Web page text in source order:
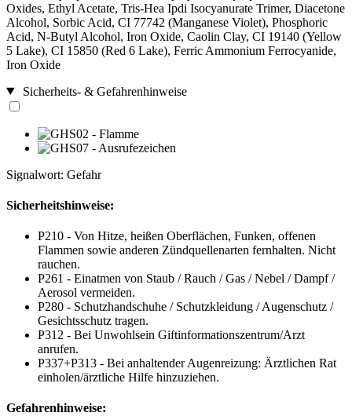
Oxides, Ethyl Acetate, Tris-Hea Ipdi Isocyanurate Trimer, Diacetone
Alcohol, Sorbic Acid, CI 77742 (Manganese Violet), Phosphoric
Acid, N-Butyl Alcohol, Iron Oxide, Caolin Clay, CI 19140 (Yellow
5 Lake), CI 15850 (Red 6 Lake), Ferric Ammonium Ferrocyanide,
Iron Oxide
Sicherheits- & Gefahrenhinweise
Signalwort: Gefahr
Sicherheitshinweise:
P210 - Von Hitze, heißen Oberflächen, Funken, offenen
Flammen sowie anderen Zündquellenarten fernhalten. Nicht
rauchen.
P261 - Einatmen von Staub / Rauch / Gas / Nebel / Dampf /
Aerosol vermeiden.
P280 - Schutzhandschuhe / Schutzkleidung / Augenschutz /
Gesichtsschutz tragen.
P312 - Bei Unwohlsein Giftinformationszentrum/Arzt
anrufen.
P337+P313 - Bei anhaltender Augenreizung: Ärztlichen Rat
einholen/ärztliche Hilfe hinzuziehen.
Gefahrenhinweise: